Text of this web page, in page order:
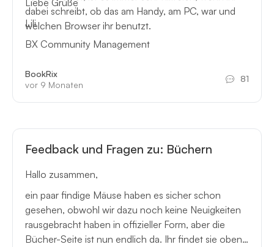
dabei schreibt, ob das am Handy, am PC, war und
welchen Browser ihr benutzt.
Liebe Grüße
Lili
BX Community Management
BookRix
vor 9 Monaten
81
Feedback und Fragen zu: Büchern
Hallo zusammen,
ein paar findige Mäuse haben es sicher schon
gesehen, obwohl wir dazu noch keine Neuigkeiten
rausgebracht haben in offizieller Form, aber die
Bücher-Seite ist nun endlich da. Ihr findet sie oben